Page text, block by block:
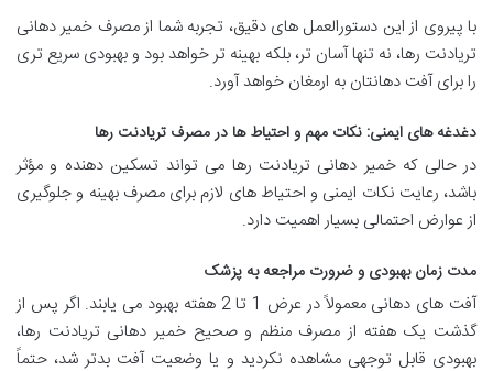
با پیروی از این دستورالعمل های دقیق، تجربه شما از مصرف خمیر دهانی
تریادنت رها، نه تنها آسان تر، بلکه بهینه تر خواهد بود و بهبودی سریع تری
را برای آفت دهانتان به ارمغان خواهد آورد.
دغدغه های ایمنی: نکات مهم و احتیاط ها در مصرف تریادنت رها
در حالی که خمیر دهانی تریادنت رها می تواند تسکین دهنده و مؤثر
باشد، رعایت نکات ایمنی و احتیاط های لازم برای مصرف بهینه و جلوگیری
از عوارض احتمالی بسیار اهمیت دارد.
مدت زمان بهبودی و ضرورت مراجعه به پزشک
آفت های دهانی معمولاً در عرض 1 تا 2 هفته بهبود می یابند. اگر پس از
گذشت یک هفته از مصرف منظم و صحیح خمیر دهانی تریادنت رها،
بهبودی قابل توجهی مشاهده نکردید و یا وضعیت آفت بدتر شد، حتماً